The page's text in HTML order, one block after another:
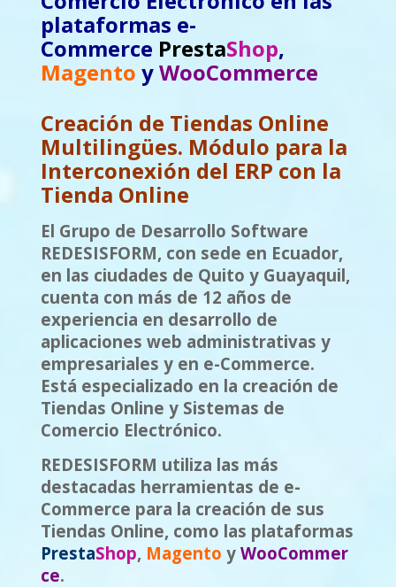
plataformas e-
Commerce PrestaShop,
MagentoyWooCommerce
Creación de Tiendas Online
Multilingües. Módulo para la
Interconexión del ERP con la
Tienda Online
El Grupo de Desarrollo Software
REDESISFORM, con sede en Ecuador,
en las ciudades de Quito y Guayaquil,
cuenta con más de 12 años de
experiencia en desarrollo de
aplicaciones web administrativas y
empresarialesy en e-Commerce.
Está especializado en la creación de
Tiendas Online y Sistemas de
Comercio Electrónico.
REDESISFORM utiliza las más
destacadas herramientas de e-
Commerce para la creación de sus
Tiendas Online, como las plataformas
PrestaShop, Magentoy WooCommer
ce.